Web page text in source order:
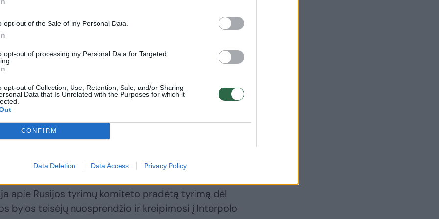
opt-out of the Sale of my Personal Data.
opt-out of processing my Personal Data for Targeted
opt-out of Collection, Use, Retention, Sale, and/or Sharing
Data that Is Unrelated with the Purposes for which it
CONFIRM
Data Deletion Data Access Privacy Policy
poveikį visuomenei, mažinant Lietuvos
menkinant pasitikėjimą aukščiausiomis
bei narystės NATO svarbą. Priešiška informacija
Lietuvos žmonių nepasitenkinimą valstybe, skatinti
ir supriešinti tarpusavyje“, – pabrėžė
13-osios metinėms ir Lietuvos apeliacinio
osios byloje paskelbimui, priešiškoje informacinėje
eskalavimas, teigia specialistai.
apie Rusijos tyrimų komiteto pradėtą tyrimą dėl
bylos teisėjų nuosprendžio ir kreipimosi į Interpolo